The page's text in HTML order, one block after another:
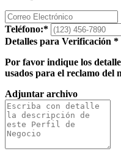
Teléfono:*
Detalles para Verificación *
Por favor indique los
usados para el reclamo del
Adjuntar archivo